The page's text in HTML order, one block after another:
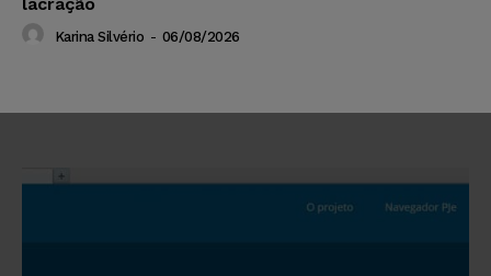
lacração
Karina Silvério - 06/08/2026